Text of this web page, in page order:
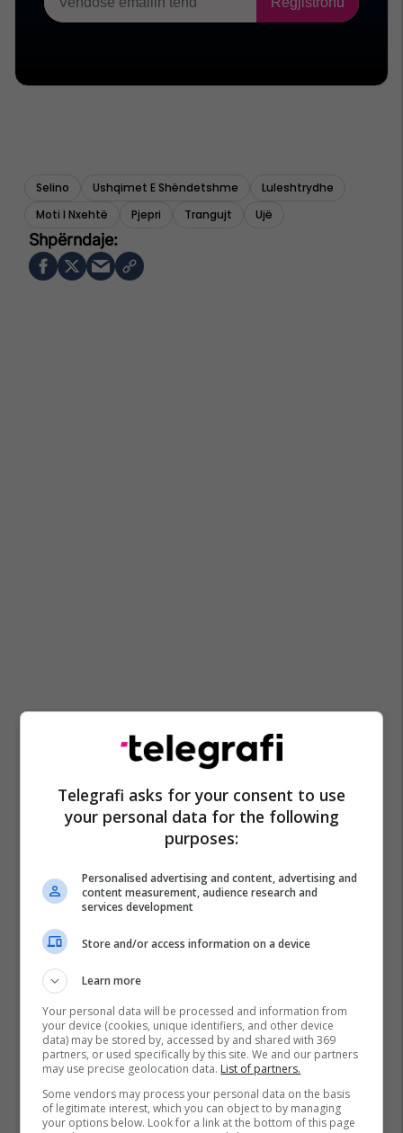
Selino Ushqimet E Shëndetshme
Luleshtrydhe
Moti I Nxehtë
Pjepri Trangujt Ujë
Promo Reklamo këtu
Këtë herë me kartelë
gërvishtëse plotësisht digjitale
dhe mbi 40 mijë shpërblime
tuaja të preferuara Peugeot
Peugot Kosova
IPKO vazhdon partneritetin me
Sunny Hill Festival 2026
IPKO
Telegrafi asks for your consent to use
your personal data for the following
purposes:
Personalised advertising and content, advertising and
content measurement, audience research and
services development
Store and/or access information on a device
Learn more
Your personal data will be processed and information from
your device (cookies, unique identifiers, and other device
data) may be stored by, accessed by and shared with 369
partners, or used specifically by this site. We and our partners
may use precise geolocation data. List of partners.
Some vendors may process your personal data on the basis
of legitimate interest, which you can object to by managing
your options below. Look for a link at the bottom of this page